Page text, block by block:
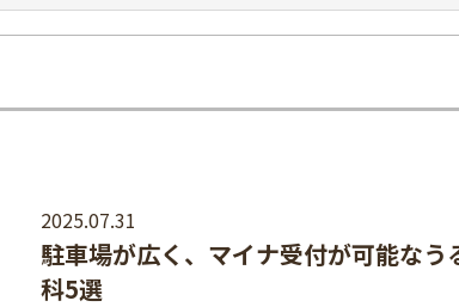
2025.07.31
駐車場が広く、マイナ受付が可能な
科5選